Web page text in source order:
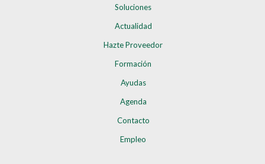
Soluciones
Actualidad
Hazte Proveedor
Formación
Ayudas
Agenda
Contacto
Empleo